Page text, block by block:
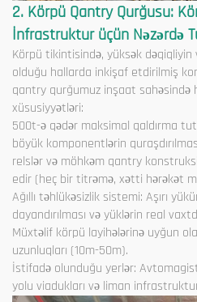
2. Körpü Qantry Qurğusu:
İnfrastruktur üçün Nəzərdə
Körpü tikintisində, yüksək dəqiqliyin
olduğu hallarda inkişaf etdirilmiş
qantry qurğumuz inşaat sahəsində
xüsusiyyətləri:
500t-ə qədər maksimal qaldırma
böyük komponentlərin
relslər və möhkəm qantry
edir (heç bir titrəmə, xətti hərəkət
Ağıllı təhlükəsizlik sistemi: Aşırı
dayandırılması və yüklərin real
Müxtəlif körpü layihələrinə uyğun
uzunluqları (10m-50m).
İstifadə olunduğu yerlər:
yolu viadukları və liman